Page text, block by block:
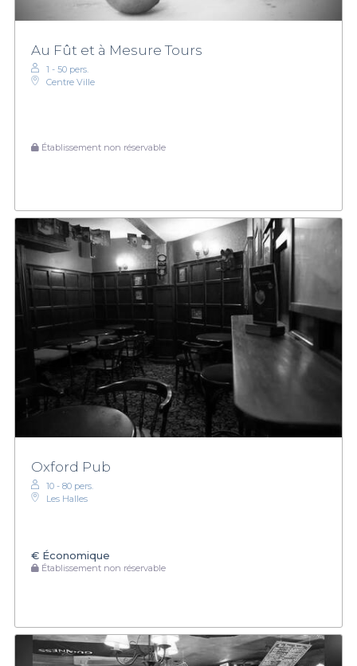
Au Fût et à Mesure Tours
1 - 50 pers.
Centre Ville
Établissement non réservable
Oxford Pub
10 - 80 pers.
Les Halles
€ Économique
Établissement non réservable